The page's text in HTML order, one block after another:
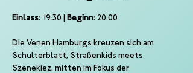
Einlass: 19:30 | Beginn: 20:00
Die Venen Hamburgs kreuzen sich am
Schulterblatt, Straßenkids meets
Szenekiez, mitten im Fokus der